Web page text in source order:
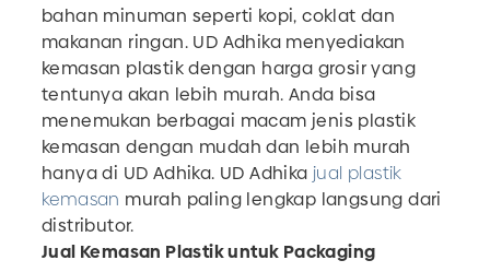
bahan minuman seperti kopi, coklat dan
makanan ringan. UD Adhika menyediakan
kemasan plastik dengan harga grosir yang
tentunya akan lebih murah. Anda bisa
menemukan berbagai macam jenis plastik
kemasan dengan mudah dan lebih murah
hanya di UD Adhika. UD Adhika jual plastik
kemasan murah paling lengkap langsung dari
distributor.
Jual Kemasan Plastik untuk Packaging